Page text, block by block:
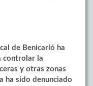
de Benicarló ha
controlar la
y otras zonas
ha sido denunciado